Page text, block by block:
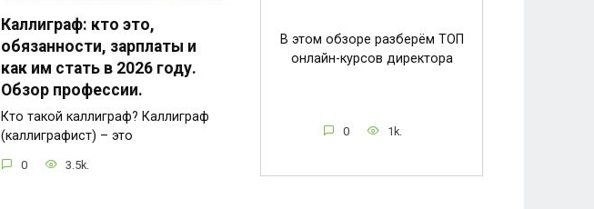
Каллиграф: кто это,
обязанности, зарплаты и
как им стать в 2026 году.
Обзор профессии.
Кто такой каллиграф? Каллиграф
(каллиграфист) – это
0 3.5k.
В этом обзоре разберём ТОП
онлайн-курсов директора
0 1k.